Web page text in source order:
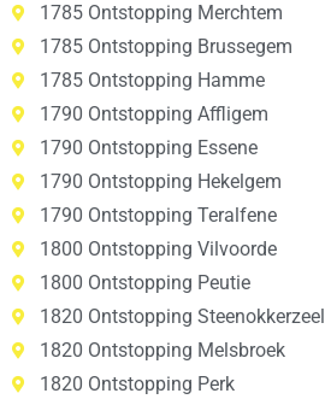
1785 Ontstopping Merchtem
1785 Ontstopping Brussegem
1785 Ontstopping Hamme
1790 Ontstopping Affligem
1790 Ontstopping Essene
1790 Ontstopping Hekelgem
1790 Ontstopping Teralfene
1800 Ontstopping Vilvoorde
1800 Ontstopping Peutie
1820 Ontstopping Steenokkerzeel
1820 Ontstopping Melsbroek
1820 Ontstopping Perk